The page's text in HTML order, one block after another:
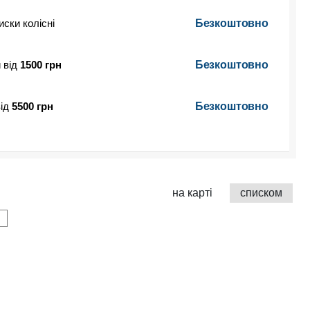
колісні Безкоштовно
1500 грн Безкоштовно
5500 грн Безкоштовно
на карті списком